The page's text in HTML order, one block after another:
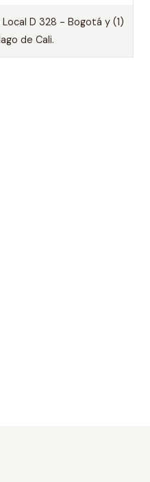
D 328 - Bogotá y (1)
de Cali.